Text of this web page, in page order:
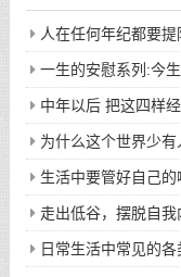
人在任何年纪都要
一生的安慰系列:今
次的回眸才换来今生
中年以后 把这四样
为什么这个世界少有
生活中要管好自己
走出低谷，摆脱自我
日常生活中常见的